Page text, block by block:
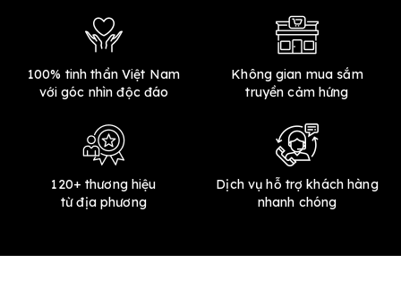
100% tinh thần Việt Nam
với góc nhìn độc đáo
Không gian mua sắm
truyền cảm hứng
120+ thương hiệu
từ địa phương
Dịch vụ hỗ trợ khách hàng
nhanh chóng